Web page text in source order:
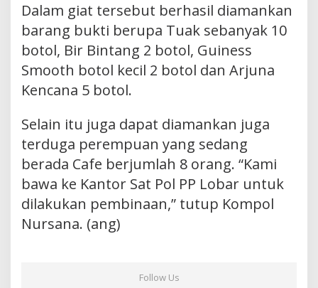
Dalam giat tersebut berhasil diamankan
barang bukti berupa Tuak sebanyak 10
botol, Bir Bintang 2 botol, Guiness
Smooth botol kecil 2 botol dan Arjuna
Kencana 5 botol.
Selain itu juga dapat diamankan juga
terduga perempuan yang sedang
berada Cafe berjumlah 8 orang. “Kami
bawa ke Kantor Sat Pol PP Lobar untuk
dilakukan pembinaan,” tutup Kompol
Nursana. (ang)
Follow Us